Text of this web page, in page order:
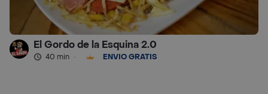
El Gordo de la Esquina 2.0
40 min · ENVÍO GRATIS